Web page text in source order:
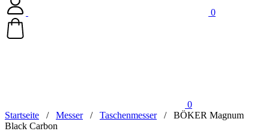
0
0
Startseite / Messer/ Taschenmesser/ BÖKER Magnum
Black Carbon